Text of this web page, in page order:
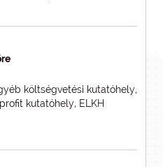
költségvetési kutatóhely,
kutatóhely, ELKH